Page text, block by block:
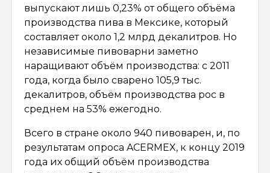
выпускают лишь 0,23% от общего объёма
производства пива в Мексике, который
составляет около 1,2 млрд декалитров. Но
независимые пивоварни заметно
наращивают объём производства: с 2011
года, когда было сварено 105,9 тыс.
декалитров, объём производства рос в
среднем на 53% ежегодно.
Всего в стране около 940 пивоварен, и, по
результатам опроса ACERMEX, к концу 2019
года их общий объём производства